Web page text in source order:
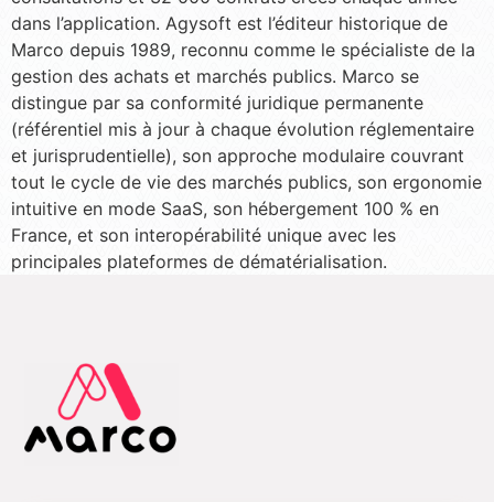
dans l’application. Agysoft est l’éditeur historique de
Marco depuis 1989, reconnu comme le spécialiste de la
gestion des achats et marchés publics. Marco se
distingue par sa conformité juridique permanente
(référentiel mis à jour à chaque évolution réglementaire
et jurisprudentielle), son approche modulaire couvrant
tout le cycle de vie des marchés publics, son ergonomie
intuitive en mode SaaS, son hébergement 100 % en
France, et son interopérabilité unique avec les
principales plateformes de dématérialisation.